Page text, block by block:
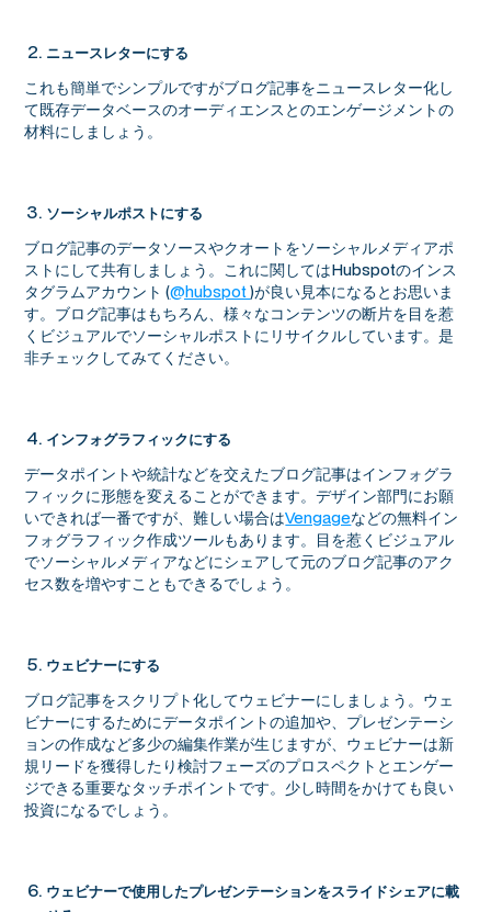
ニュースレターにする
これも簡単でシンプルですがブログ記事をニュースレター化し
て既存データベースのオーディエンスとのエンゲージメントの
材料にしましょう。
ソーシャルポストにする
ブログ記事のデータソースやクオートをソーシャルメディアポ
ストにして共有しましょう。これに関してはHubspotのインス
タグラムアカウント (@hubspot)が良い見本になるとお思いま
す。ブログ記事はもちろん、様々なコンテンツの断片を目を惹
くビジュアルでソーシャルポストにリサイクルしています。是
非チェックしてみてください。
インフォグラフィックにする
データポイントや統計などを交えたブログ記事はインフォグラ
フィックに形態を変えることができます。デザイン部門にお願
いできれば一番ですが、難しい場合はVengageなどの無料イン
フォグラフィック作成ツールもあります。目を惹くビジュアル
でソーシャルメディアなどにシェアして元のブログ記事のアク
セス数を増やすこともできるでしょう。
ウェビナーにする
ブログ記事をスクリプト化してウェビナーにしましょう。ウェ
ビナーにするためにデータポイントの追加や、プレゼンテーシ
ョンの作成など多少の編集作業が生じますが、ウェビナーは新
規リードを獲得したり検討フェーズのプロスペクトとエンゲー
ジできる重要なタッチポイントです。少し時間をかけても良い
投資になるでしょう。
ウェビナーで使用したプレゼンテーションをスライドシェアに載